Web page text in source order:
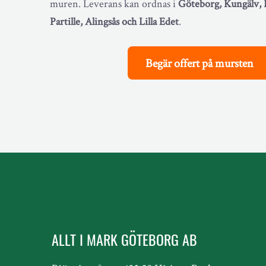
muren. Leverans kan ordnas iGöteborg, Kungälv,
Partille, Alingsås och Lilla Edet.
Begär offert på mursten
ALLT I MARK GÖTEBORG AB